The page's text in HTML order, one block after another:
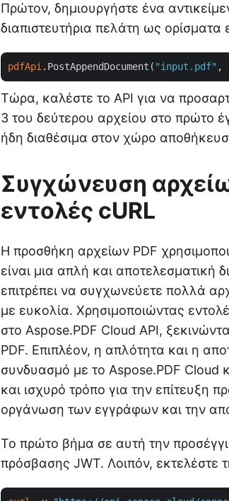
Πρώτον, δημιουργήστε ένα
διαπιστευτήρια πελάτη ως ορίσματα
pdfApi .PostAppendDocument( "input.pdf" ,
Τώρα, καλέστε το API για να
3 του δεύτερου αρχείου στο πρώτο
ήδη διαθέσιμα στον χώρο
Συγχώνευση
εντολές cURL
Η προσθήκη αρχείων PDF
είναι μια απλή και αποτελεσματική
επιτρέπει να συγχωνεύετε πολλά
με ευκολία. Χρησιμοποιώντας
στο Aspose.PDF Cloud API,
PDF. Επιπλέον, η απλότητα και η
συνδυασμό με το Aspose.PDF Cloud
και ισχυρό τρόπο για την επίτευξη
οργάνωση των εγγράφων και την
Το πρώτο βήμα σε αυτή την
πρόσβασης JWT. Λοιπόν, εκτελέστε